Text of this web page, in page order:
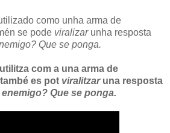
como unha arma de
se pode viralizar unha resposta
Que se ponga.
com a una arma de
es pot viralitzaruna resposta
Que se ponga.